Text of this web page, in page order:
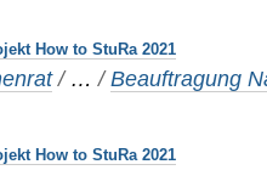
How to StuRa 2021
/ …/Beauftragung
How to StuRa 2021